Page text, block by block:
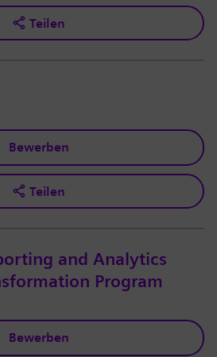
Teilen
Bewerben
Teilen
and Analytics
Program
Bewerben